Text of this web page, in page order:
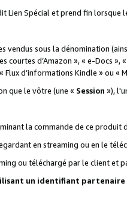
Lien Spécial et prend fin lorsque
sous la dénomination
d’Amazon », « e-Docs »,
d’informations Kindle » ou
que le vôtre (une « Session »),
la commande de ce produit
en streaming ou en le
ou téléchargé par le client et
un identifiant partenaire